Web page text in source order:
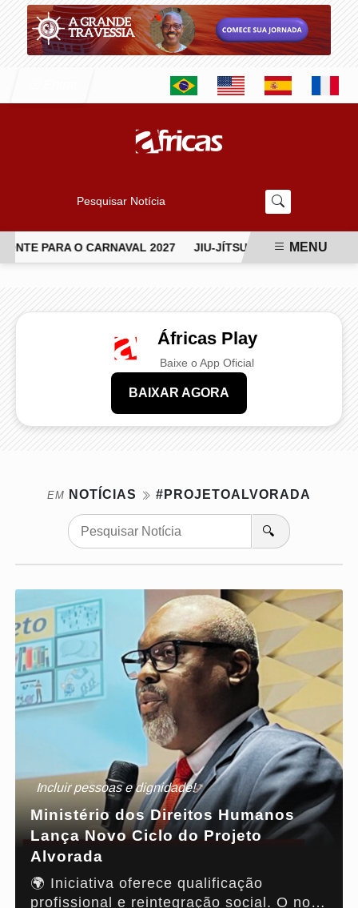
Pesquisar Notícia
PARA O CARNAVAL 2027 JIU-JÍTSU TRANSFORMA A
MENU
Áfricas Play
Baixe o App Oficial
BAIXAR AGORA
EM NOTÍCIAS #PROJETOALVORADA
🔍
Incluir pessoas e dignidade!
Ministério dos Direitos Humanos
Lança Novo Ciclo do Projeto
Alvorada
🌍 Iniciativa oferece qualificação
profissional e reintegração social. O novo